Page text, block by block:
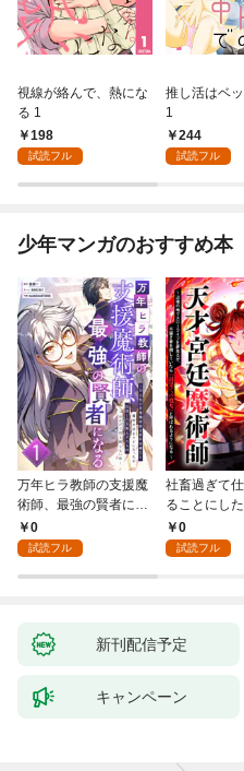
視線が絡んで、熱にな
る 1
198
試読フル
推し活はベ
1
244
試読フル
少年マンガのおすすめ本
万年ヒラ教師の支援魔
術師、最強の賢者にな
る～不人気の支援魔術
師は給料泥棒だと魔術
が、出世した元教え子
0
試読フル
社畜過ぎて
ることにし
魔術師～辺境
ローライフを
0
試読フル
新刊配信予定
キャンペーン